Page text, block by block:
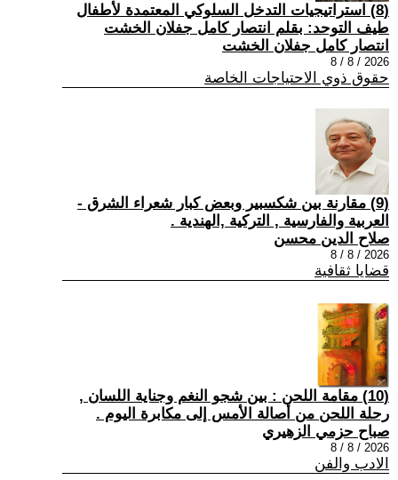
(8) استراتيجيات التدخل السلوكي المعتمدة لأطفال
طيف التوحد: بقلم انتصار كامل جفلان الخشت
انتصار كامل جفلان الخشت
2026 / 8 / 8
حقوق ذوي الاحتياجات الخاصة
(9) مقارنة بين شكسبير وبعض كبار شعراء الشرق -
العربية والفارسية , التركية ,الهندية .
صلاح الدين محسن
2026 / 8 / 8
قضايا ثقافية
(10) مقامة اللحن : بين شجو النغم وجناية اللسان ,
رحلة اللحن من أصالة الأمس إلى مكابرة اليوم .
صباح حزمي الزهيري
2026 / 8 / 8
الادب والفن